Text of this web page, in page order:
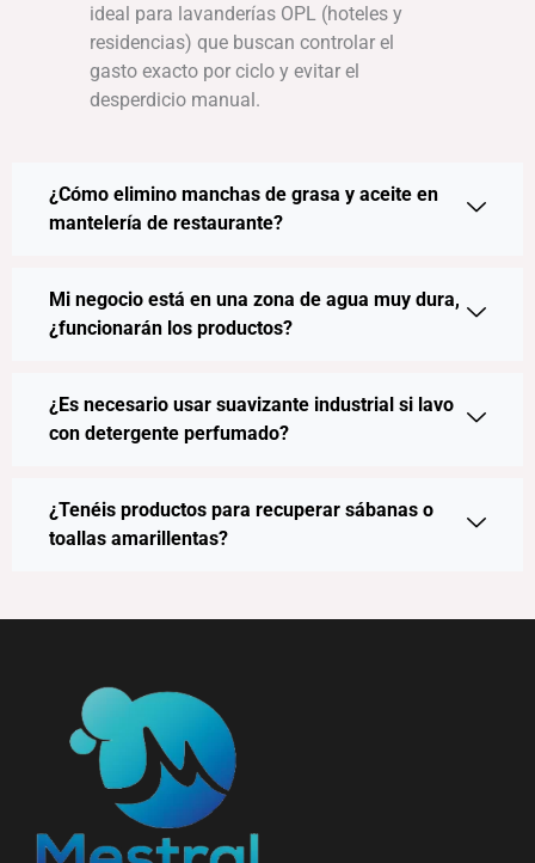
ideal para lavanderías OPL (hoteles y
residencias) que buscan controlar el
gasto exacto por ciclo y evitar el
desperdicio manual.
¿Cómo elimino manchas de grasa y aceite en
mantelería de restaurante?
Mi negocio está en una zona de agua muy dura,
¿funcionarán los productos?
¿Es necesario usar suavizante industrial si lavo
con detergente perfumado?
¿Tenéis productos para recuperar sábanas o
toallas amarillentas?